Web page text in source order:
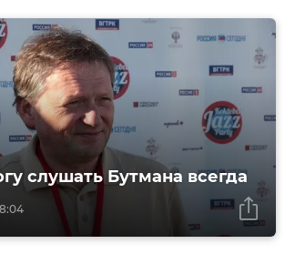
слушать Бутмана всегда